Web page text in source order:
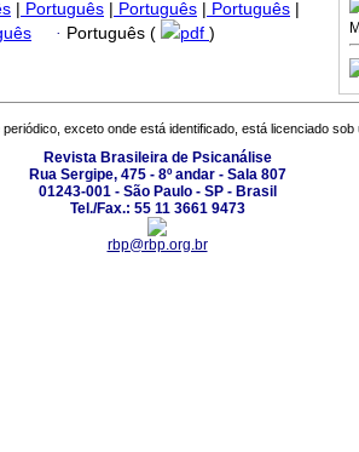
| Português | Português | Português |
· Português ( pdf )
exceto onde está identificado, está licenciado sob
Revista Brasileira de Psicanálise
Rua Sergipe, 475 - 8º andar - Sala 807
01243-001 - São Paulo - SP - Brasil
Tel./Fax.: 55 11 3661 9473
rbp@rbp.org.br